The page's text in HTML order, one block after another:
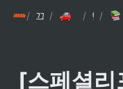
init6
/ 끄적끄적
/ 손현준 끄적끄적
/ 팁
/
[스페셜